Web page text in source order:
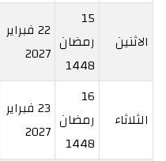
الاثنين
15
رمضان
1448
22 فبراير
2027
الثلاثاء
16
رمضان
1448
23 فبراير
2027